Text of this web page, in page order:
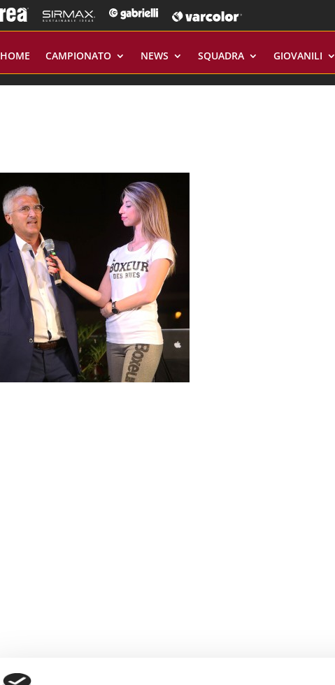
HOME CAMPIONATO NEWS SQUADRA GIOVANILI